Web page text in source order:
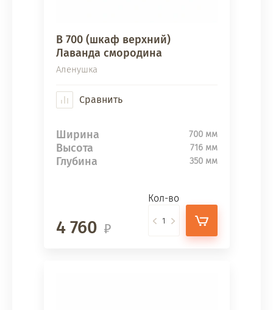
В 700 (шкаф верхний)
Лаванда смородина
Аленушка
Сравнить
Ширина 700 мм
Высота 716 мм
Глубина 350 мм
4 760
Кол-во